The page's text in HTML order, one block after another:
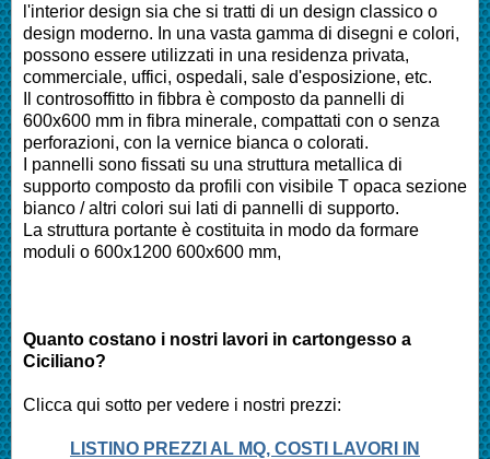
l'interior design sia che si tratti di un design classico o
design moderno. In una vasta gamma di disegni e colori,
possono essere utilizzati in una residenza privata,
commerciale, uffici, ospedali, sale d'esposizione, etc.
Il controsoffitto in fibbra è composto da pannelli di
600x600 mm in fibra minerale, compattati con o senza
perforazioni, con la vernice bianca o colorati.
I pannelli sono fissati su una struttura metallica di
supporto composto da profili con visibile T opaca sezione
bianco / altri colori sui lati di pannelli di supporto.
La struttura portante è costituita in modo da formare
moduli o 600x1200 600x600 mm,
Quanto costano i nostri lavori in cartongesso a
Ciciliano?
Clicca qui sotto per vedere i nostri prezzi:
LISTINO PREZZI AL MQ, COSTI LAVORI IN